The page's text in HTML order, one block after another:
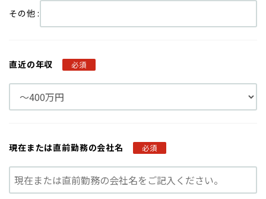
その他 :
直近の年収 必須
現在または直前勤務の会社名 必須